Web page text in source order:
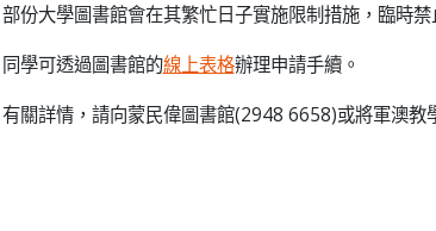
部份大學圖書館會在其繁忙日子實施限制措施，臨時
同學可透過圖書館的線上表格辦理申請手續。
有關詳情，請向蒙民偉圖書館(2948 6658)或將軍澳教